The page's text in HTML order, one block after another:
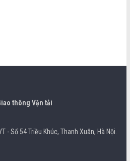
thông Vận tải
- Số 54 Triều Khúc, Thanh Xuân, Hà Nội.